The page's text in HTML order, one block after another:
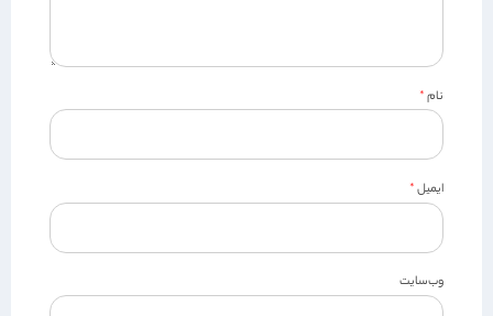
نام*
ایمیل*
وب‌سایت